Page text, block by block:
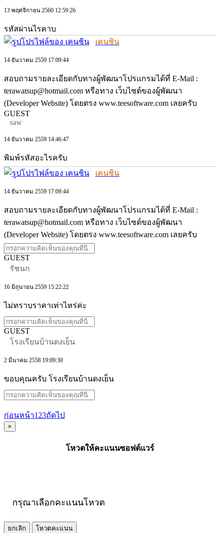
13 พฤศจิกายน 2560 12:59:26
รหัสผ่านไรคาบ
เคนชิน
14 ธันวาคม 2559 17:09:44
สอบถามรายละเอียดกับทางผู้พัฒนาโปรแกรมได้ที่ E-Mail :
terawatsup@hotmail.com หรือทาง เว็บไซต์ของผู้พัฒนา
(Developer Website) โดยตรง www.teesoftware.com เลยครับ
GUEST
saw
14 ธันวาคม 2559 14:46:47
พิมพ์รหัสอะไรครับ
เคนชิน
14 ธันวาคม 2559 17:09:44
สอบถามรายละเอียดกับทางผู้พัฒนาโปรแกรมได้ที่ E-Mail :
terawatsup@hotmail.com หรือทาง เว็บไซต์ของผู้พัฒนา
(Developer Website) โดยตรง www.teesoftware.com เลยครับ
GUEST
รัชนก
16 มิถุนายน 2559 15:22:22
ไม่ทราบราคาเท่าไหร่ค่ะ
GUEST
โรงเรียนบ้านดงเย็น
2 มีนาคม 2558 19:09:30
ขอบคุณครับ โรงเรียนบ้านดงเย็น
ก่อนหน้า1 23ถัดไป
×
โหวตให้คะแนนซอฟต์แวร์
กรุณาเลือกคะแนนโหวต
ยกเลิก
โหวตคะแนน